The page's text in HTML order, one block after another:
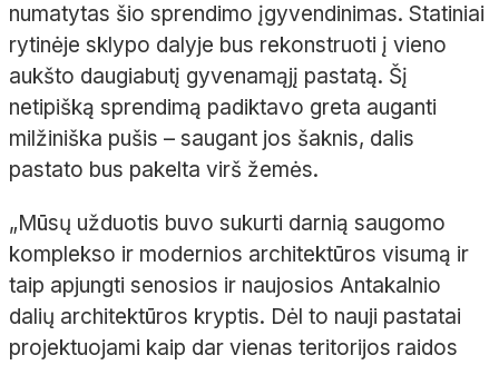
numatytas šio sprendimo įgyvendinimas. Statiniai
rytinėje sklypo dalyje bus rekonstruoti į vieno
aukšto daugiabutį gyvenamąjį pastatą. Šį
netipišką sprendimą padiktavo greta auganti
milžiniška pušis – saugant jos šaknis, dalis
pastato bus pakelta virš žemės.
„Mūsų užduotis buvo sukurti darnią saugomo
komplekso ir modernios architektūros visumą ir
taip apjungti senosios ir naujosios Antakalnio
dalių architektūros kryptis. Dėl to nauji pastatai
projektuojami kaip dar vienas teritorijos raidos